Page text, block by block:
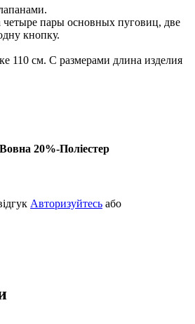
четыре пары основных пуговиц, две
кнопку.
110 см. С размерами длина изделия
20%-Поліестер
Авторизуйтесь або